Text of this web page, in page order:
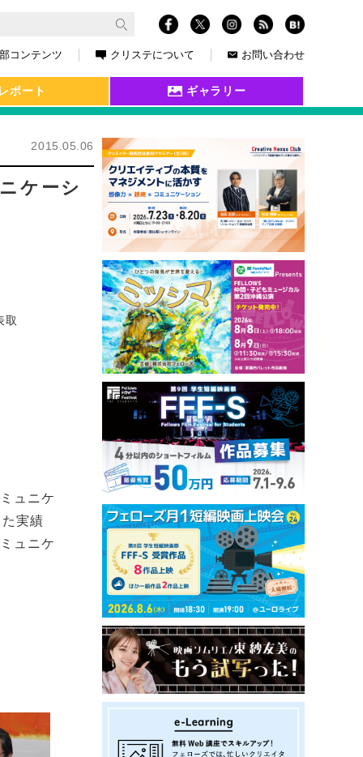
コンテンツ クリステについて お問い合わせ
レポート ギャラリー
2015.05.06
ケーシ
取
ュニケ
実績
ュニケ